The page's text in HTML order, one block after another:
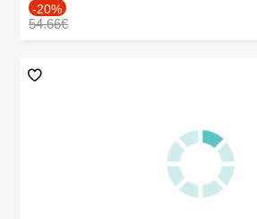
-20%
54.66€